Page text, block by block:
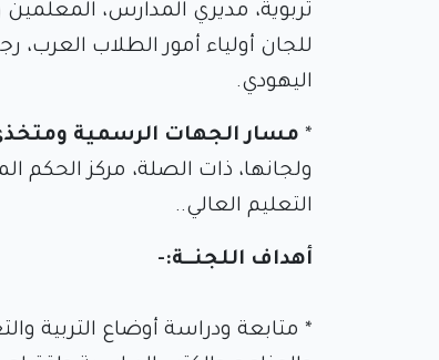
تربوية، مديري المدارس، المعلمين
للجان أولياء أمور الطلاب
اليهودي.
* مسار الجهات الرسمية
ولجانها، ذات الصلة، مركز الحكم
التعليم العالي..
أهداف اللجنــة:-
* متابعة ودراسة أوضاع التربية